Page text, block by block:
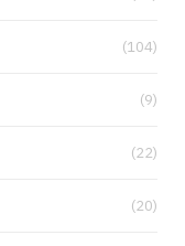
(104)
(9)
(22)
(20)